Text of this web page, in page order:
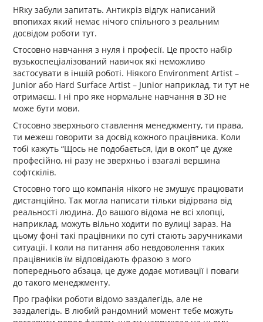
HRку забули запитать. Антикріз відгук написаний
впопихах який немає нічого спільного з реальним
досвідом роботи тут.
Стосовно навчання з нуля і професії. Це просто набір
вузькоспеціалізований навичок які неможливо
застосувати в іншій роботі. Ніякого Environment Artist –
Junior або Hard Surface Artist – Junior наприклад, ти тут не
отримаєш. І ні про яке нормальне навчання в 3D не
може бути мови.
Стосовно зверхнього ставлення менеджменту, ти права,
ти межеш говорити за досвід кожного працівника. Коли
тобі кажуть “Щось не подобається, іди в окоп” це дуже
професійно, ні разу не зверхньо і взагалі вершина
софтскілів.
Стосовно того що компанія нікого не змушує працювати
дистанційно. Так могла написати тільки відірвана від
реальності людина. До вашого відома не всі хлопці,
наприклад, можуть вільно ходити по вулиці зараз. На
цьому фоні такі працівники по суті стають заручниками
ситуації. І коли на питання або невдоволення таких
працівників їм відповідають фразою з мого
попереднього абзаца, це дуже додає мотивації і поваги
до такого менеджменту.
Про графіки роботи відомо заздалегідь, але не
заздалегідь. В любий рандомний момент тебе можуть